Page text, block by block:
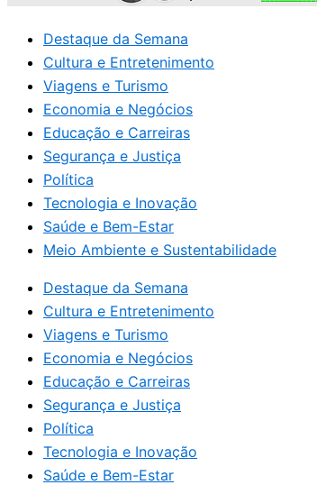
Destaque da Semana
Cultura e Entretenimento
Viagens e Turismo
Economia e Negócios
Educação e Carreiras
Segurança e Justiça
Política
Tecnologia e Inovação
Saúde e Bem-Estar
Meio Ambiente e Sustentabilidade
Destaque da Semana
Cultura e Entretenimento
Viagens e Turismo
Economia e Negócios
Educação e Carreiras
Segurança e Justiça
Política
Tecnologia e Inovação
Saúde e Bem-Estar